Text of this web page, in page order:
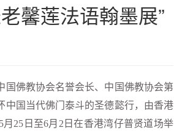
馨莲法语翰墨展”
佛教协会名誉会长、中国佛教协会第
中国当代佛门泰斗的圣德懿行，由香港
25日至6月2日在香港湾仔普贤道场举